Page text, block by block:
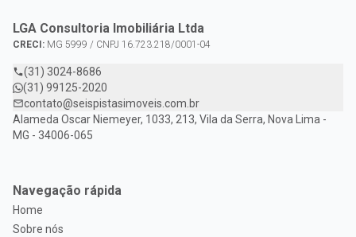
LGA Consultoria Imobiliária Ltda
CRECI: MG 5999 / CNPJ 16.723.218/0001-04
(31) 3024-8686
(31) 99125-2020
contato@seispistasimoveis.com.br
Alameda Oscar Niemeyer, 1033, 213, Vila da Serra, Nova Lima -
MG - 34006-065
Navegação rápida
Home
Sobre nós